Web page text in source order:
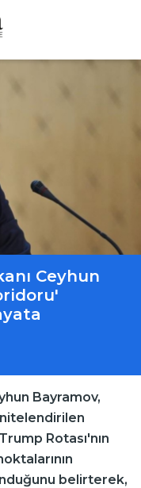
Ceyhun
Bayramov,
Rotası'nın
belirterek,